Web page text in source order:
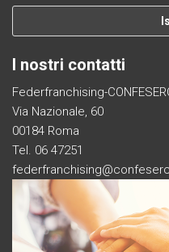
I nostri contatti
Federfranchising-
Via Nazionale, 60
00184 Roma
Tel. 06 47251